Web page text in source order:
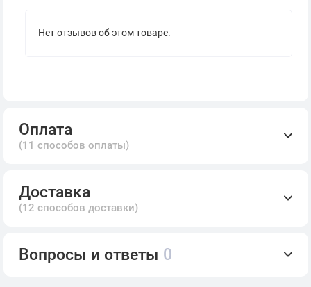
Нет отзывов об этом товаре.
Оплата
(11 способов оплаты)
Доставка
(12 способов доставки)
Вопросы и ответы 0